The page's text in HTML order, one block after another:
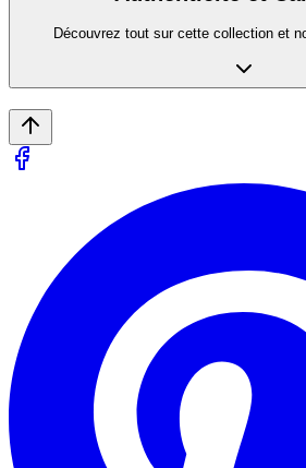
Découvrez tout sur cette collection et